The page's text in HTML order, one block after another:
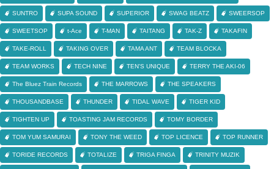
SUNTRO SUPA SOUND SUPERIOR SWAG BEATZ SWEERSOP
SWEETSOP t-Ace T-MAN TAITANG TAK-Z TAKAFIN
TAKE-ROLL TAKING OVER TAMA ANT TEAM BLOCKA
TEAM WORKS TECH NINE TEN'S UNIQUE TERRY THE AKI-06
The Bluez Train Records THE MARROWS THE SPEAKERS
THOUSANDBASE THUNDER TIDAL WAVE TIGER KID
TIGHTEN UP TOASTING JAM RECORDS TOMY BORDER
TOM YUM SAMURAI TONY THE WEED TOP LICENCE TOP RUNNER
TORIDE RECORDS TOTALIZE TRIGA FINGA TRINITY MUZIK